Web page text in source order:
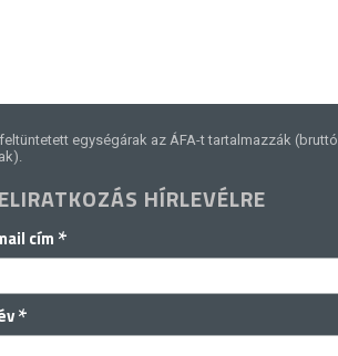
egységárak az ÁFA-t tartalmazzák (bruttó
HÍRLEVÉLRE
cím *
*